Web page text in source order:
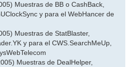
Muestras de BB o CashBack,
y para el WebHancer de
Muestras de StatBlaster,
y para el CWS.SearchMeUp,
Muestras de DealHelper,